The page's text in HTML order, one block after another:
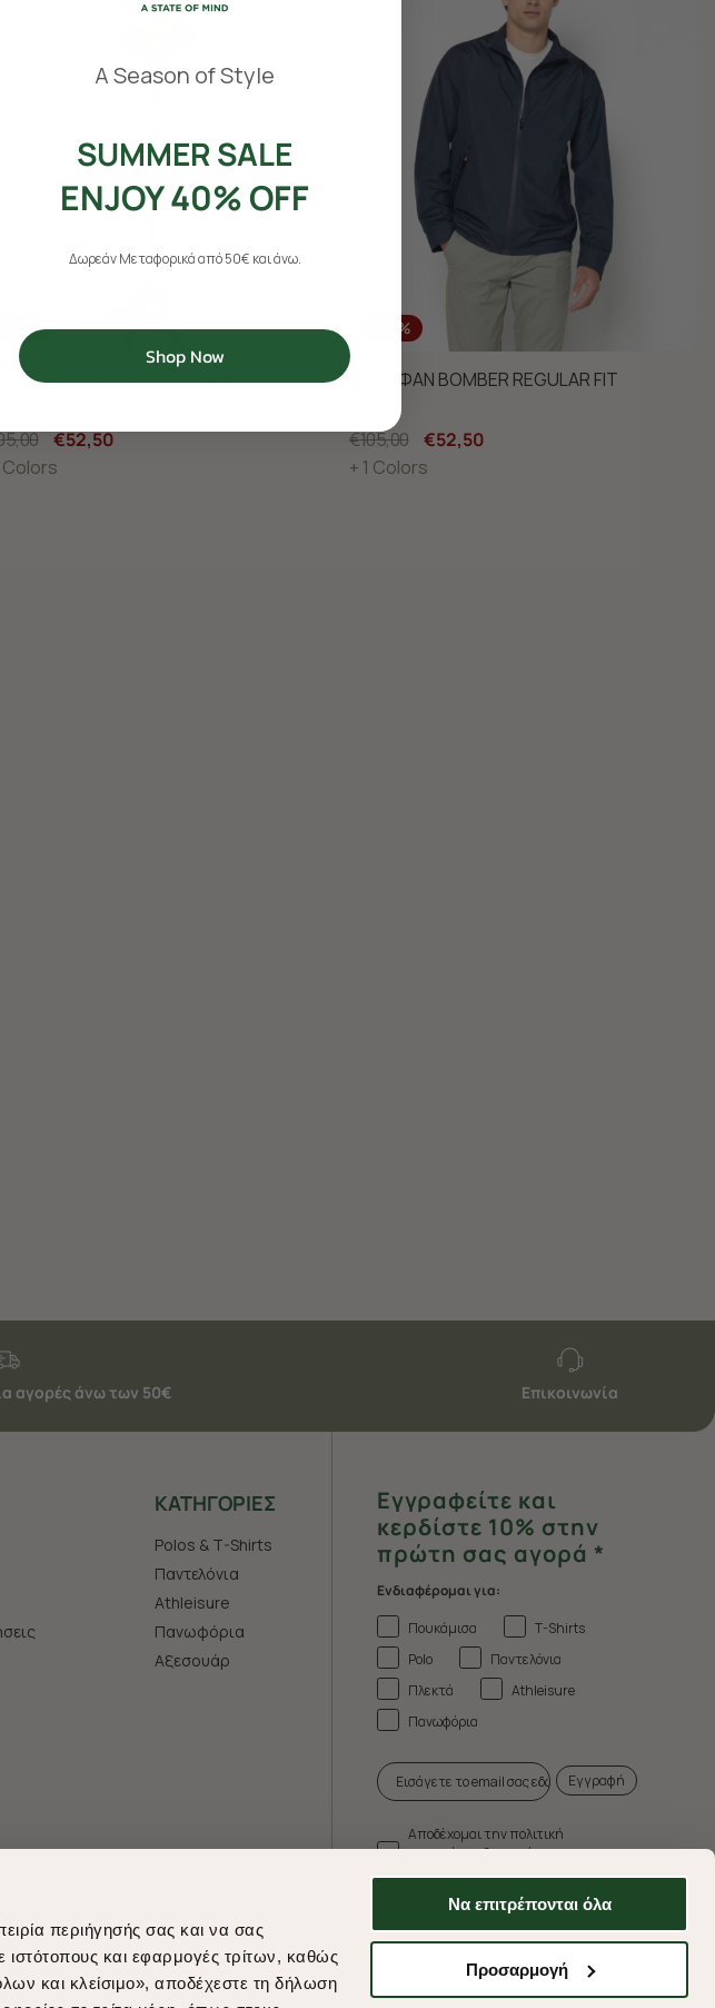
περιήγησής σας και να σας
ιστότοπους και εφαρμογές τρίτων, καθώς
και κλείσιμο», αποδέχεστε τη δήλωση
Να επιτρέπονται όλα
Προσαρμογή
-50%
BOMBER REGULAR FIT
€52,50
Colors
-50%
ΜΠΟΥΦΑΝ BOMBER REGULAR FIT
€105,00
€52,50
+ 1 Colors
αγορές άνω των 50€ Επικοινωνία
ΚΑΤΗΓΟΡΙΕΣ
Polos & T-Shirts
Παντελόνια
Athleisure
Πανωφόρια
Aξεσουάρ
Εγγραφείτε και
κερδίστε 10% στην
πρώτη σας αγορά *
Ενδιαφέρομαι για:
Πουκάμισα
T-Shirts
Polo
Παντελόνια
Πλεκτά
Athleisure
Πανωφόρια
Εγγραφή
Αποδέχομαι την πολιτική
απορρήτου & τους όρους
* Δεν συνδυάζεται με άλλες προωθητικές
ενέργειες.
A Season of Style
SUMMER SALE
ENJOY 40% OFF
Δωρεάν Μεταφορικά από 50€ και άνω.
Shop Now